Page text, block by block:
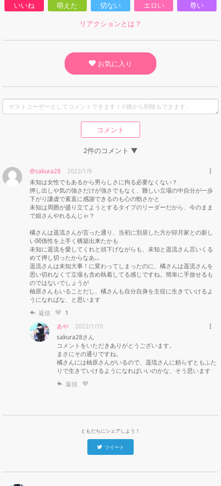
いいね 萌えた 切ない エロい
尊い
リアクションとは？
お気に入り
コメント
2件のコメント ▼
@sakura28
2022/1/9
未知は女性でもあるから男らしさに拘る必要なくない？
押し出しや気の強さだけが強さでもなく、難しい立場の中自分が一歩
下がり謙虚で素直に感謝できるのも心の勁さかと
未知は周囲が盛り立てようとするタイプのリーダーだから、今のまま
で姐さんやれるんじゃ？
橘さんは遥流さんが言った通り、当初に別居した方が卯月家との新し
い関係性を上手く構築出来たかも
未知に遥流を愛してくれと頭下げながらも、未知と遥流さん言いくる
めて押し切ったからなあ…
遥流さんは未知大事！に変わってしまったのに、橘さんは遥流さんを
思い切れなくて立場も含め執着してる感じですね。簡単に手放せるも
のではないでしょうが
柚原さんもいることだし、橘さんも自分自身を主役に生きていけるよ
うになればな、と思います
返信
1
あや
2022/1/10
sakura28さん
コメントをいただきありがとうございます。
まさにその通りですね。
橘さんには柚原さんがいるので、遥琉さんに頼らずともふた
りで生きていけるようになればいいのかな、そう思います
返信
ともだちにシェアしよう！
ツイート